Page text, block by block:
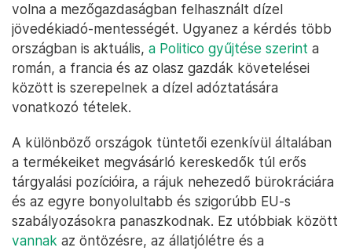
volna a mezőgazdaságban felhasznált dízel
jövedékiadó-mentességét. Ugyanez a kérdés több
országban is aktuális, a Politico gyűjtése szerint a
román, a francia és az olasz gazdák követelései
között is szerepelnek a dízel adóztatására
vonatkozó tételek.
A különböző országok tüntetői ezenkívül általában
a termékeiket megvásárló kereskedők túl erős
tárgyalási pozícióira, a rájuk nehezedő bürokráciára
és az egyre bonyolultabb és szigorúbb EU-s
szabályozásokra panaszkodnak. Ez utóbbiak között
vannak az öntözésre, az állatjólétre és a